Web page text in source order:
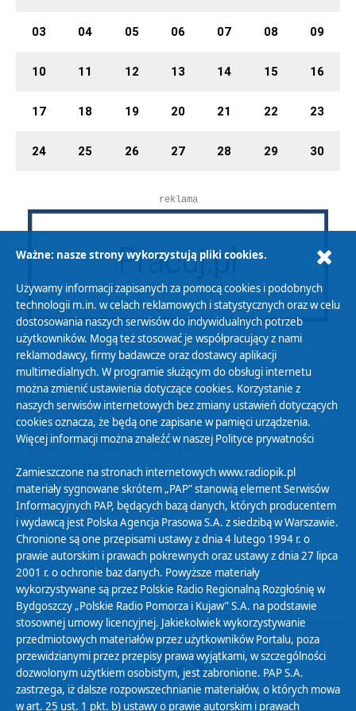
03 04 05 06 07 08 09
10 11 12 13 14 15 16
17 18 19 20 21 22 23
24 25 26 27 28 29 30
reklama
Polityka Prywatności
Zasady korzystania z Serwisu
Organizacje Pożytku Publicznego
Cyfryzacja DAB+
Polityka ochrony danych osobowych
Abonament
Zamówienia publiczne
Biuletyn Informacji Publicznej
Ważne: nasze strony wykorzystują pliki cookies.
Używamy informacji zapisanych za pomocą cookies i podobnych
technologii m.in. w celach reklamowych i statystycznych oraz w celu
dostosowania naszych serwisów do indywidualnych potrzeb
użytkowników. Mogą też stosować je współpracujący z nami
reklamodawcy, firmy badawcze oraz dostawcy aplikacji
multimedialnych. W programie służącym do obsługi internetu
można zmienić ustawienia dotyczące cookies. Korzystanie z
naszych serwisów internetowych bez zmiany ustawień dotyczących
cookies oznacza, że będą one zapisane w pamięci urządzenia.
Więcej informacji można znaleźć w naszej Polityce prywatności
Zamieszczone na stronach internetowych www.radiopik.pl
materiały sygnowane skrótem „PAP” stanowią element Serwisów
Informacyjnych PAP, będących bazą danych, których producentem
i wydawcą jest Polska Agencja Prasowa S.A. z siedzibą w Warszawie.
Chronione są one przepisami ustawy z dnia 4 lutego 1994 r. o
prawie autorskim i prawach pokrewnych oraz ustawy z dnia 27 lipca
2001 r. o ochronie baz danych. Powyższe materiały
wykorzystywane są przez Polskie Radio Regionalną Rozgłośnię w
Bydgoszczy „Polskie Radio Pomorza i Kujaw” S.A. na podstawie
stosownej umowy licencyjnej. Jakiekolwiek wykorzystywanie
przedmiotowych materiałów przez użytkowników Portalu, poza
przewidzianymi przez przepisy prawa wyjątkami, w szczególności
dozwolonym użytkiem osobistym, jest zabronione. PAP S.A.
zastrzega, iż dalsze rozpowszechnianie materiałów, o których mowa
w art. 25 ust. 1 pkt. b) ustawy o prawie autorskim i prawach